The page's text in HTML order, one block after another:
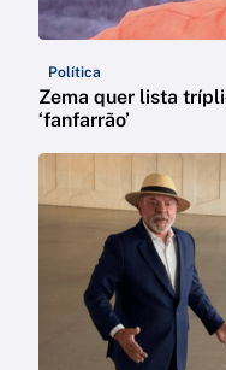
Política
Zema quer lista
‘fanfarrão’